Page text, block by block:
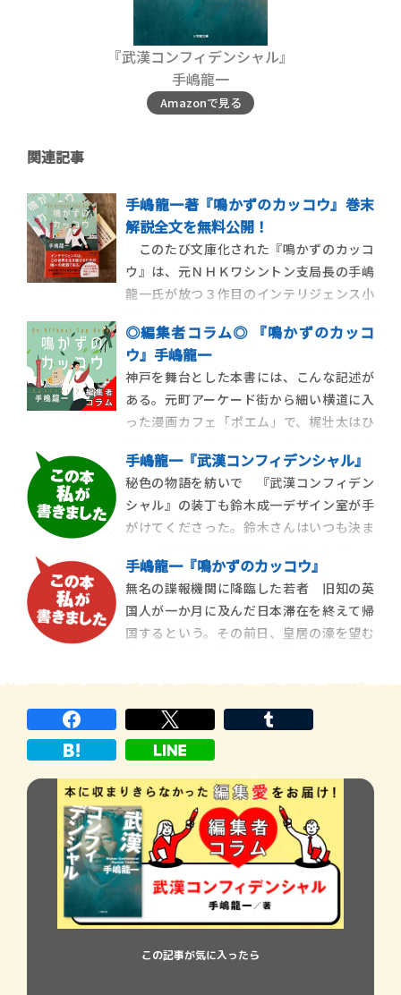
『武漢コンフィデンシャル』
手嶋龍一
Amazonで見る
関連記事
手嶋龍一著『鳴かずのカッコウ』巻末
解説全文を無料公開！
このたび文庫化された『鳴かずのカッコ
ウ』は、元ＮＨＫワシントン支局長の手嶋
龍一氏が放つ３作目のインテリジェンス小
織を題材とするが、北朝鮮の拉致問題や
９.11テロといった重大事案を描いた従来の
作品と比して、本作のタッチはカジュアル
ですらある。しかし、騙されてはいけな
い。
◎編集者コラム◎ 『鳴かずのカッコ
ウ』手嶋龍一
神戸を舞台とした本書には、こんな記述が
ある。元町アーケード街から細い横道に入
った漫画カフェ「ポエム」で、梶壮太はひ
勧めのブレンドを、壮太は熱いミルク珈琲
を手にして、囁くように話し込んでいる。
店内には地元のアーティストが作詞・作曲
したヒップホップが流れ、ふたりの会話は
周りの席から聞き
手嶋龍一『武漢コンフィデンシャル』
秘色の物語を紡いで 『武漢コンフィデン
シャル』の装丁も鈴木成一デザイン室が手
がけてくださった。鈴木さんはいつも決ま
作品を読み終わるまで引き受けてくれるの
か分からない。著者にとって、この人が最
初の関門なのである。本作は長江流域に広
がる要衝、武漢が主な舞台である。近代中
手嶋龍一『鳴かずのカッコウ』
無名の諜報機関に降臨した若者 旧知の英
国人が一か月に及んだ日本滞在を終えて帰
国するという。その前日、皇居の濠を望む
突然真顔で一つだけ教えてほしいと言う。
この記事が気に入ったら